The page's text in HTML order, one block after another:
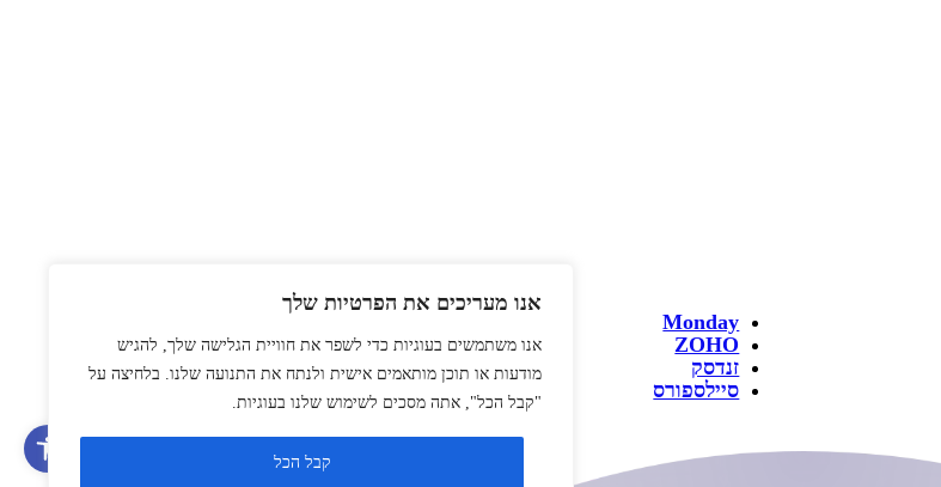
פתח
אנו מעריכים את הפרטיות שלך
אנו משתמשים בעוגיות כדי לשפר את חוויית הגלישה שלך, להגיש
מודעות או תוכן מותאמים אישית ולנתח את התנועה שלנו. בלחיצה על
"קבל הכל", אתה מסכים לשימוש שלנו בעוגיות.
קבל הכל
Monday
ZOHO
זנדסק
סיילספורס
אוטומציות ואינטגרציות
Power BI
פריוריטי